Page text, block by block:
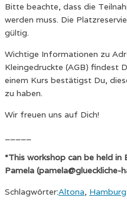
Bitte beachte, dass die
werden muss. Die
gültig.
Wichtige Informationen zu
Kleingedruckte (AGB) findest
einem Kurs bestätigst Du,
zu haben.
Wir freuen uns auf Dich!
*This workshop can be held in
Pamela
Schlagwörter:Altona, Hamburg